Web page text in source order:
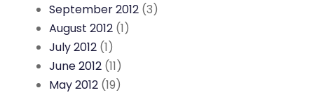
September 2012 (3)
August 2012 (1)
July 2012 (1)
June 2012 (11)
May 2012 (19)